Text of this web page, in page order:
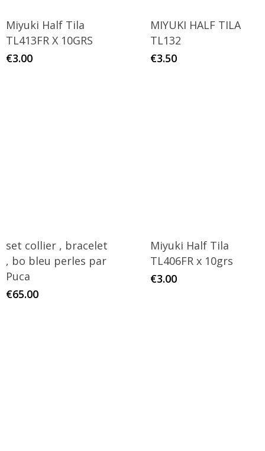
Miyuki Half Tila
TL413FR X 10GRS
€3.00
MIYUKI HALF TILA
TL132
€3.50
set collier , bracelet
, bo bleu perles par
Puca
€65.00
Miyuki Half Tila
TL406FR x 10grs
€3.00